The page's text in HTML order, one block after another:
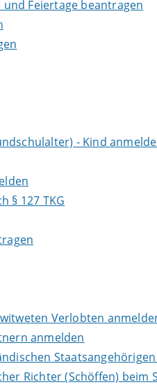
Feiertage beantragen
- Kind
§ 127 TKG
Verlobten
anmelden
Richter (Schöffen) beim